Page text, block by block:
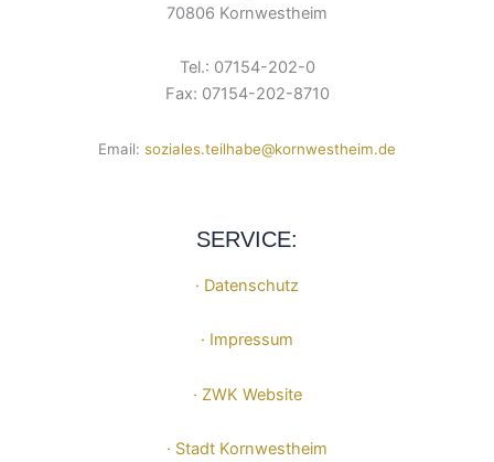
70806 Kornwestheim
Tel.: 07154-202-0
Fax: 07154-202-8710
Email: soziales.teilhabe@kornwestheim.de
SERVICE:
· Datenschutz
· Impressum
· ZWK Website
· Stadt Kornwestheim